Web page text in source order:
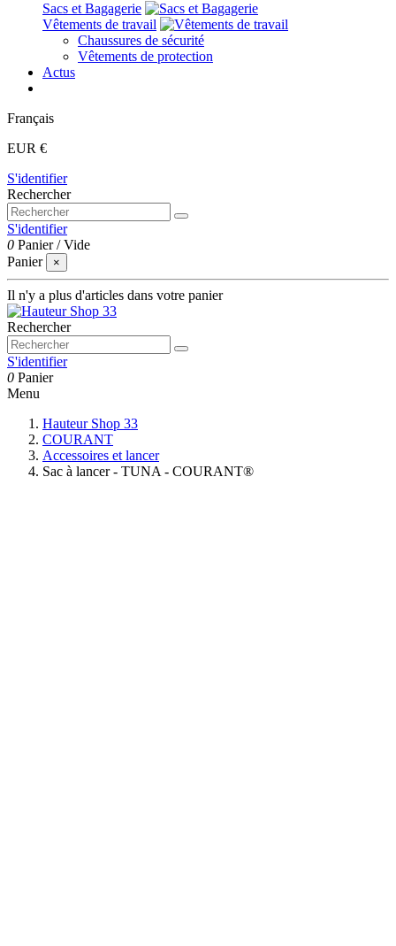
Sacs et Bagagerie
Vêtements de travail
Chaussures de sécurité
Vêtements de protection
Actus
Français
EUR €
S'identifier
Rechercher
S'identifier
0 Panier /Vide
Panier
×
Il n'y a plus d'articles dans votre panier
Rechercher
S'identifier
0 Panier
Menu
Hauteur Shop 33
COURANT
Accessoires et lancer
Sac à lancer - TUNA - COURANT®